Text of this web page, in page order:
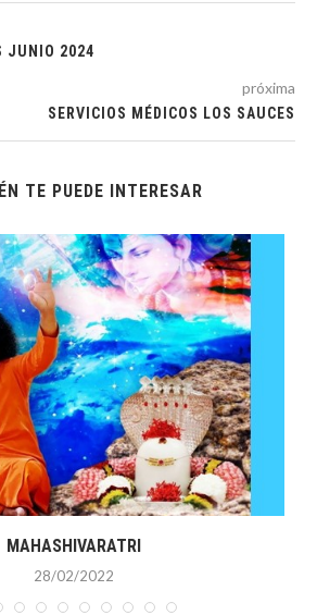
JUNIO 2024
próxima
SERVICIOS MÉDICOS LOS SAUCES
TE PUEDE INTERESAR
MAHASHIVARATRI
28/02/2022